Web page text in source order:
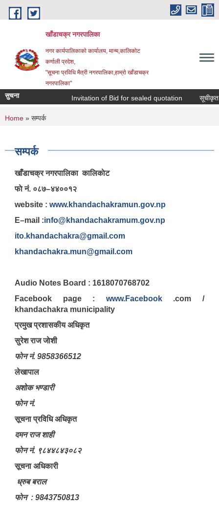
Skip to main content
खाँडाचक्र नगरपालिका
नगर कार्यपालिकाकाे कार्यालय, मान्म,कालिकाेट
क‍र्णाली प्रदेश,
"सूचना प्रविधि मैत्री नगरपालिका,हाम्राे खाँडाचक्र
नगरपालिका"
सुचना Invitation of Bid for sealed quotation सूचीकृत
You are here
Home » सम्पर्क
सम्पर्क
खाँडाचक्र नगरपालिका कालिकाेट
फाे नं. ०८७–४४००१२
website : www.khandachakramun.gov.np
E–mail :info@khandachakramum.gov.np
ito.khandachakra@gmail.com
khandachakra.mun@gmail.com
Audio Notes Board : 1618070768702
Facebook page : www.Facebook.com /
khandachakra municipality
प्रमुख प्रशासकीय अधिकृत
सुरेश राज जाेशी
फाेन नं. 9858366512
लेखापाल
अशाेक भण्डारी
फाेन नं.
सूचना प्रविधि अधिकृत
दमन राज शाही
फाेन नं. ९८४४८४३०८२
सूचना अधिकारी
ध्रुब बराल
फाेन : 9843750813